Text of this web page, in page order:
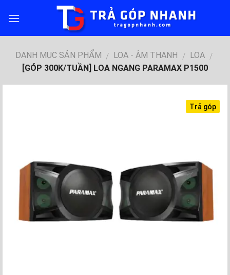
DANH MỤC SẢN PHẨM / LOA - ÂM THANH / LOA /
[GÓP 300K/TUẦN] LOA NGANG PARAMAX P1500
Trả góp